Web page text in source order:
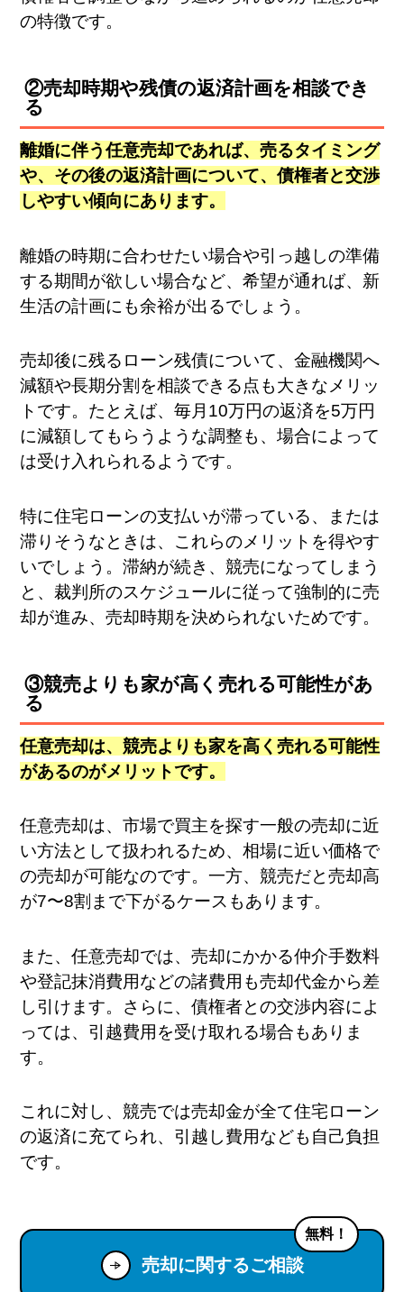
の特徴です。
②売却時期や残債の返済計画を相談でき
る
離婚に伴う任意売却であれば、売るタイミング
や、その後の返済計画について、債権者と交渉
しやすい傾向にあります。
離婚の時期に合わせたい場合や引っ越しの準備
する期間が欲しい場合など、希望が通れば、新
生活の計画にも余裕が出るでしょう。
売却後に残るローン残債について、金融機関へ
減額や長期分割を相談できる点も大きなメリッ
トです。たとえば、毎月10万円の返済を5万円
に減額してもらうような調整も、場合によって
は受け入れられるようです。
特に住宅ローンの支払いが滞っている、または
滞りそうなときは、これらのメリットを得やす
いでしょう。滞納が続き、競売になってしまう
と、裁判所のスケジュールに従って強制的に売
却が進み、売却時期を決められないためです。
③競売よりも家が高く売れる可能性があ
る
任意売却は、競売よりも家を高く売れる可能性
があるのがメリットです。
任意売却は、市場で買主を探す一般の売却に近
い方法として扱われるため、相場に近い価格で
の売却が可能なのです。一方、競売だと売却高
が7〜8割まで下がるケースもあります。
また、任意売却では、売却にかかる仲介手数料
や登記抹消費用などの諸費用も売却代金から差
し引けます。さらに、債権者との交渉内容によ
っては、引越費用を受け取れる場合もありま
す。
これに対し、競売では売却金が全て住宅ローン
の返済に充てられ、引越し費用なども自己負担
です。
売却に関するご相談
無料！